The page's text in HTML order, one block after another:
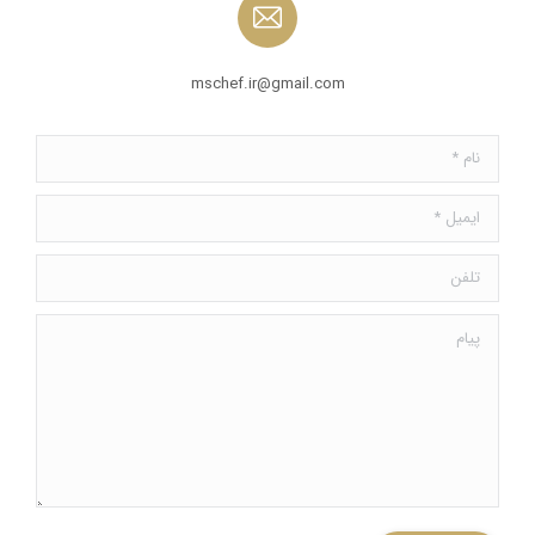
mschef.ir@gmail.com
نام *
ایمیل *
تلفن
پیام